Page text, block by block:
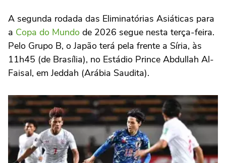
A segunda rodada das Eliminatórias Asiáticas para
a Copa do Mundo de 2026 segue nesta terça-feira.
Pelo Grupo B, o Japão terá pela frente a Síria, às
11h45 (de Brasília), no Estádio Prince Abdullah Al-
Faisal, em Jeddah (Arábia Saudita).